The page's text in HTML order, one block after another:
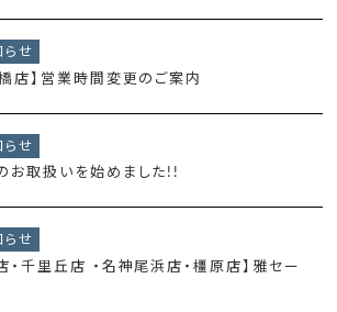
らせ
橋店】営業時間変更のご案内
らせ
お取扱いを始めました!!
らせ
・千里丘店 ・名神尾浜店・橿原店】雅セー